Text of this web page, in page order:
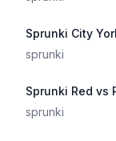
Sprunki City
sprunki
Sprunki Red vs
sprunki